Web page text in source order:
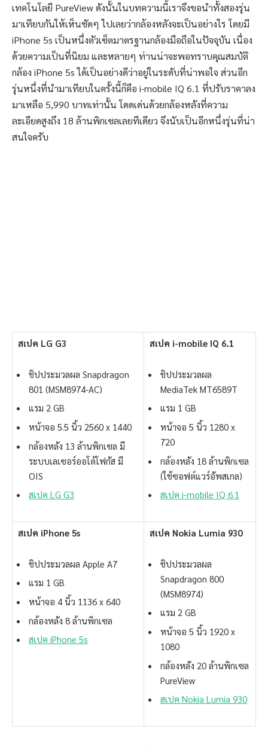
เทคโนโลยี PureView ดังนั้นในบทความนี้เราจึงขอนำทั้งสองรุ่น
มาเทียบกันให้เห็นชัดๆ ไปเลยว่ากล้องหลังจะเป็นอย่างไร โดยมี
iPhone 5s เป็นหนึ่งตัวเซ็ตมาตรฐานกล้องมือถือในปัจจุบัน เนื่อง
ด้วยความเป็นที่นิยม และหลายๆ ท่านน่าจะพอทราบคุณสมบัติ
กล้อง iPhone 5s ได้เป็นอย่างดีว่าอยู่ในระดับที่น่าพอใจ ส่วนอีก
รุ่นหนึ่งที่นำมาเทียบในครั้งนี้ก็คือ i-mobile IQ 6.1 ที่ปรับราคาลง
มาเหลือ 5,990 บาทเท่านั้น โดดเด่นด้วยกล้องหลังที่ความ
ละเอียดสูงถึง 18 ล้านพิกเซลเลยทีเดียว จึงนับเป็นอีกหนึ่งรุ่นที่น่า
สนใจครับ
สเปค LG G3
ชิปประมวลผล Snapdragon
801 (MSM8974-AC)
แรม 2 GB
หน้าจอ 5.5 นิ้ว 2560 x 1440
กล้องหลัง 13 ล้านพิกเซล มี
ระบบเลเซอร์ออโต้โฟกัส มี
OIS
สเปค LG G3
สเปค i-mobile IQ 6.1
ชิปประมวลผล
MediaTek MT6589T
แรม 1 GB
หน้าจอ 5 นิ้ว 1280 x
720
กล้องหลัง 18 ล้านพิกเซล
(ใช้ซอฟต์แวร์อัพสเกล)
สเปค i-mobile IQ 6.1
สเปค iPhone 5s
ชิปประมวลผล Apple A7
แรม 1 GB
หน้าจอ 4 นิ้ว 1136 x 640
กล้องหลัง 8 ล้านพิกเซล
สเปค iPhone 5s
สเปค Nokia Lumia 930
ชิปประมวลผล
Snapdragon 800
(MSM8974)
แรม 2 GB
หน้าจอ 5 นิ้ว 1920 x
1080
กล้องหลัง 20 ล้านพิกเซล
PureView
สเปค Nokia Lumia 930